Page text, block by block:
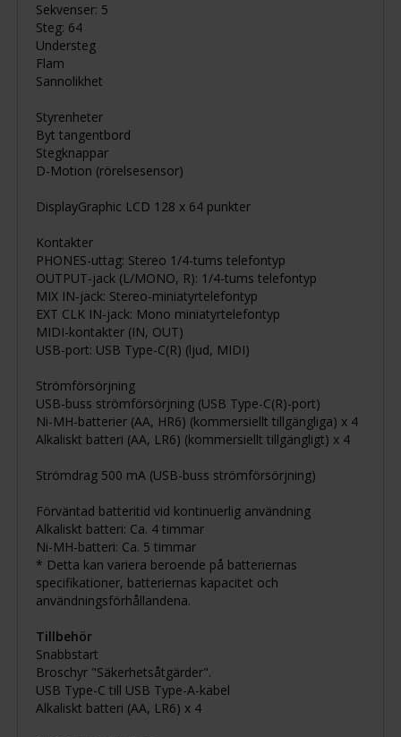
Sekvenser: 5
Steg: 64
Understeg
Flam
Sannolikhet
Styrenheter
Byt tangentbord
Stegknappar
D-Motion (rörelsesensor)
DisplayGraphic LCD 128 x 64 punkter
Kontakter
PHONES-uttag: Stereo 1/4-tums telefontyp
OUTPUT-jack (L/MONO, R): 1/4-tums telefontyp
MIX IN-jack: Stereo-miniatyrtelefontyp
EXT CLK IN-jack: Mono miniatyrtelefontyp
MIDI-kontakter (IN, OUT)
USB-port: USB Type-C(R) (ljud, MIDI)
Strömförsörjning
USB-buss strömförsörjning (USB Type-C(R)-port)
Ni-MH-batterier (AA, HR6) (kommersiellt tillgängliga) x 4
Alkaliskt batteri (AA, LR6) (kommersiellt tillgängligt) x 4
Strömdrag 500 mA (USB-buss strömförsörjning)
Förväntad batteritid vid kontinuerlig användning
Alkaliskt batteri: Ca. 4 timmar
Ni-MH-batteri: Ca. 5 timmar
* Detta kan variera beroende på batteriernas
specifikationer, batteriernas kapacitet och
användningsförhållandena.
Tillbehör
Snabbstart
Broschyr "Säkerhetsåtgärder".
USB Type-C till USB Type-A-kabel
Alkaliskt batteri (AA, LR6) x 4